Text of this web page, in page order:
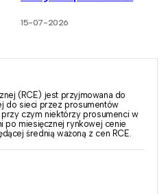
15-07-2026
(RCE) jest przyjmowana do
do sieci przez prosumentów
czym niektórzy prosumenci w
po miesięcznej rynkowej cenie
średnią ważoną z cen RCE.